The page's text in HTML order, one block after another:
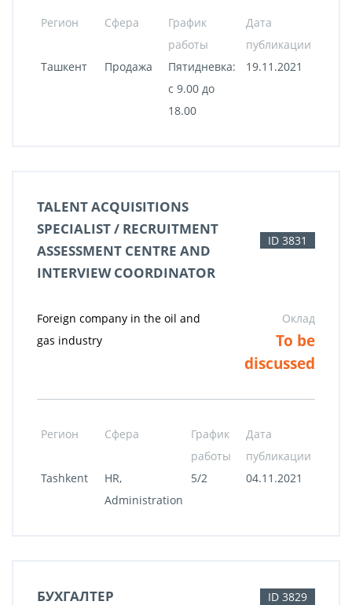
Регион Сфера
График
работы
Дата
публикации
Ташкент
Продажа
Пятидневка:
с 9.00 до
18.00
19.11.2021
TALENT ACQUISITIONS
SPECIALIST / RECRUITMENT
ASSESSMENT CENTRE AND
INTERVIEW COORDINATOR
ID 3831
Foreign company in the oil and
gas industry
Оклад
To be
discussed
Регион Сфера
График
работы
Дата
публикации
Tashkent
HR,
Administration
5/2 04.11.2021
БУХГАЛТЕР ID 3829